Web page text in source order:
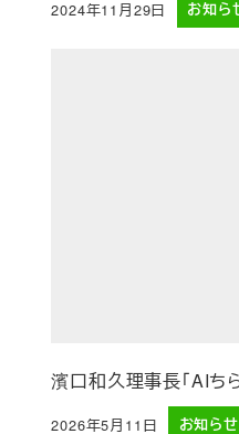
投稿日
2024年11月29日 お知ら
濱口和久理事長「AIち
2026年5月11日 お知らせ